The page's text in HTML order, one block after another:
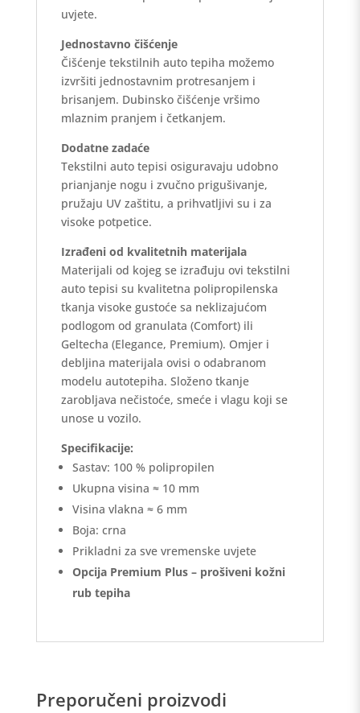
uvjete.
Jednostavno čišćenje
Čišćenje tekstilnih auto tepiha možemo
izvršiti jednostavnim protresanjem i
brisanjem. Dubinsko čišćenje vršimo
mlaznim pranjem i četkanjem.
Dodatne zadaće
Tekstilni auto tepisi osiguravaju udobno
prianjanje nogu i zvučno prigušivanje,
pružaju UV zaštitu, a prihvatljivi su i za
visoke potpetice.
Izrađeni od kvalitetnih materijala
Materijali od kojeg se izrađuju ovi tekstilni
auto tepisi su kvalitetna polipropilenska
tkanja visoke gustoće sa neklizajućom
podlogom od granulata (Comfort) ili
Geltecha (Elegance, Premium). Omjer i
debljina materijala ovisi o odabranom
modelu autotepiha. Složeno tkanje
zarobljava nečistoće, smeće i vlagu koji se
unose u vozilo.
Specifikacije:
Sastav: 100 % polipropilen
Ukupna visina ≈ 10 mm
Visina vlakna ≈ 6 mm
Boja: crna
Prikladni za sve vremenske uvjete
Opcija Premium Plus – prošiveni kožni
rub tepiha
Preporučeni proizvodi